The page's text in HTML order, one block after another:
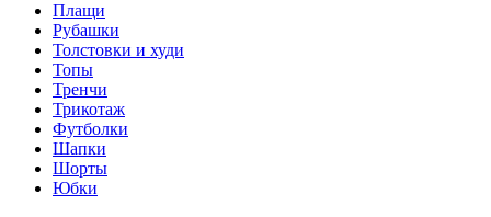
Плащи
Рубашки
Толстовки и худи
Топы
Тренчи
Трикотаж
Футболки
Шапки
Шорты
Юбки